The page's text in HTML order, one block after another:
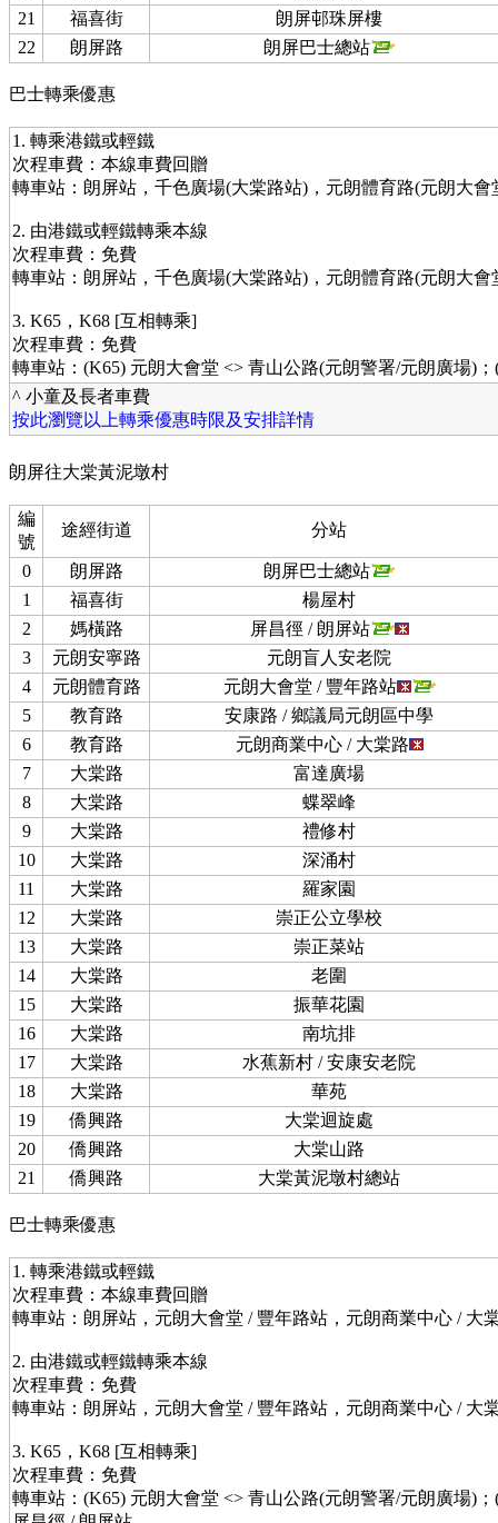
21
福喜街
朗屏邨珠屏樓
22
朗屏路 朗屏巴士總站
巴士轉乘優惠
1. 轉乘港鐵或輕鐵
次程車費：本線車費回贈
轉車站：朗屏站，千色廣場(大棠路站)，元朗體育路(元朗大會
2. 由港鐵或輕鐵轉乘本線
次程車費：免費
轉車站：朗屏站，千色廣場(大棠路站)，元朗體育路(元朗大會
3. K65，K68 [互相轉乘]
次程車費：免費
轉車站：(K65) 元朗大會堂 <> 青山公路(元朗警署/元朗廣場)
^ 小童及長者車費
按此瀏覽以上轉乘優惠時限及安排詳情
朗屏往大棠黃泥墩村
編
號
途經街道 分站
0 朗屏路
朗屏巴士總站
1
福喜街
楊屋村
2
媽橫路
屏昌徑 / 朗屏站
3
元朗安寧路
元朗盲人安老院
4
元朗體育路
元朗大會堂 / 豐年路站
5
教育路
安康路 / 鄉議局元朗區中學
6
教育路
元朗商業中心 / 大棠路
7
大棠路
富達廣場
8
大棠路
蝶翠峰
9
大棠路
禮修村
10
大棠路
深涌村
11
大棠路
羅家園
12
大棠路
崇正公立學校
13
大棠路
崇正菜站
14
大棠路
老圍
15
大棠路
振華花園
16
大棠路
南坑排
17
大棠路
水蕉新村 / 安康安老院
18
大棠路
華苑
19
僑興路
大棠迴旋處
20
僑興路
大棠山路
21
僑興路 大棠黃泥墩村總站
巴士轉乘優惠
1. 轉乘港鐵或輕鐵
次程車費：本線車費回贈
轉車站：朗屏站，元朗大會堂 / 豐年路站，元朗商業中心 / 大
2. 由港鐵或輕鐵轉乘本線
次程車費：免費
轉車站：朗屏站，元朗大會堂 / 豐年路站，元朗商業中心 / 大
3. K65，K68 [互相轉乘]
次程車費：免費
轉車站：(K65) 元朗大會堂 <> 青山公路(元朗警署/元朗廣場)